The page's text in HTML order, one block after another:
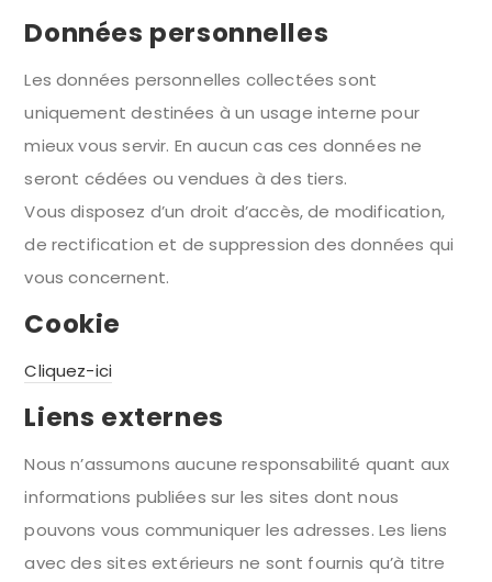
Données personnelles
Les données personnelles collectées sont
uniquement destinées à un usage interne pour
mieux vous servir. En aucun cas ces données ne
seront cédées ou vendues à des tiers.
Vous disposez d’un droit d’accès, de modification,
de rectification et de suppression des données qui
vous concernent.
Cookie
Cliquez-ici
Liens externes
Nous n’assumons aucune responsabilité quant aux
informations publiées sur les sites dont nous
pouvons vous communiquer les adresses. Les liens
avec des sites extérieurs ne sont fournis qu’à titre